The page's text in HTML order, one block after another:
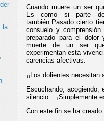
Cuando muere un ser
Es como si parte
también.Pasado cierto
consuelo y
preparado para el
muerte de un ser
experimentan esta
carencias afectivas.
¡¡Los dolientes
Escuchando, acogiendo,
silencio... ¡Simplemente
Con este fin se ha creado:
la